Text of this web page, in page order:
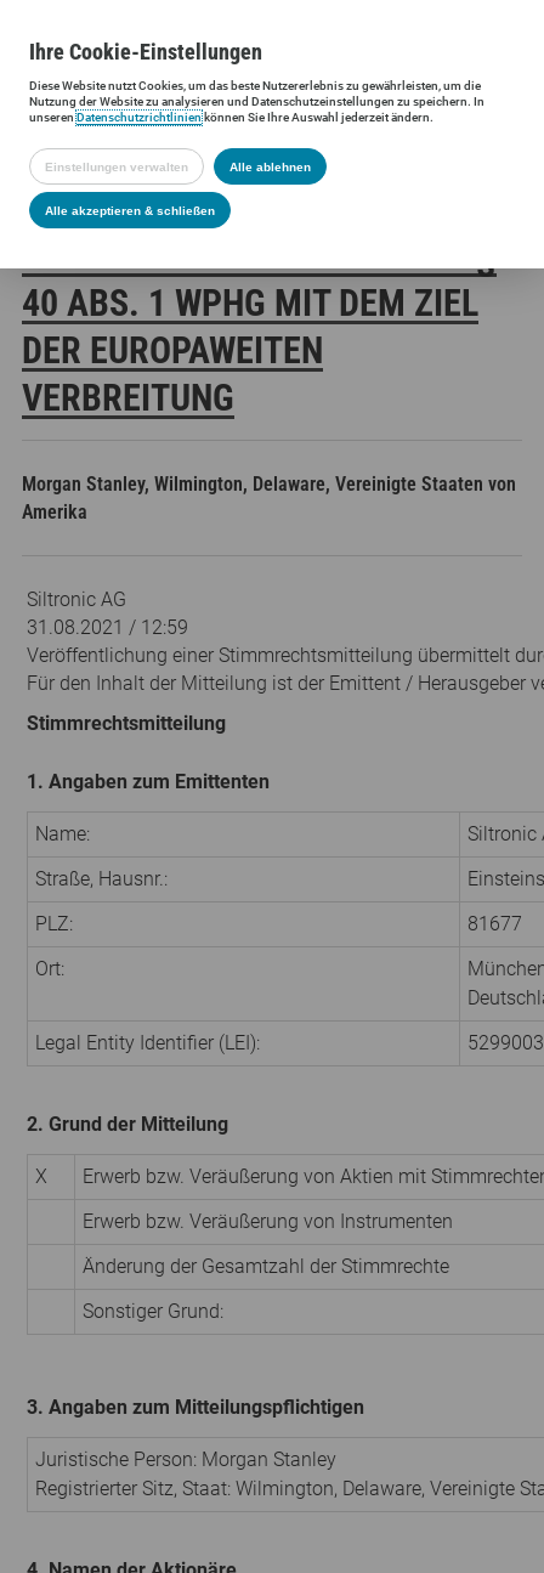
Siltronic AG Investoren Finanzmeldungen
SILTRONIC AG:
0 ABS. 1 WPHG MIT DEM ZIEL D
ER EUROPAWEITEN V
ERBREITUNG
Morgan Stanley, Wilmington, Delaware, Vereinigte Staaten von
Amerika
Siltronic AG
31.08.2021 / 12:59
Veröffentlichung einer Stimmrechtsmitteilung übermittelt
Für den Inhalt der Mitteilung ist der Emittent / Herausgeber
Stimmrechtsmitteilung
1. Angaben zum Emittenten
Name:
Siltronic
Straße, Hausnr.:
PLZ:
81677
Ort:
Legal Entity Identifier (LEI):
2. Grund der Mitteilung
X
Erwerb bzw. Veräußerung von Aktien mit
Erwerb bzw. Veräußerung von Instrumenten
Änderung der Gesamtzahl der Stimmrechte
Sonstiger Grund:
3. Angaben zum Mitteilungspflichtigen
Juristische Person: Morgan Stanley
Registrierter Sitz, Staat: Wilmington, Delaware, Vereinigte
IhreCookie-Einstellungen
DieseWebsitenutzt Cookies, um das beste Nutzererlebnis zu gewährleisten, um die
Nutzung derWebsitezu analysieren und Datenschutzeinstellungen zu speichern. In
unserenDatenschutzrichtlinienkönnen Sie Ihre Auswahl jederzeit ändern.
Einstellungen verwalten Alle ablehnen
Alle akzeptieren & schließen